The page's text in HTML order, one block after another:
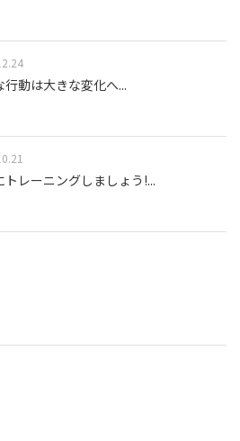
行動は大きな変化へ...
トレーニングしましょう!...